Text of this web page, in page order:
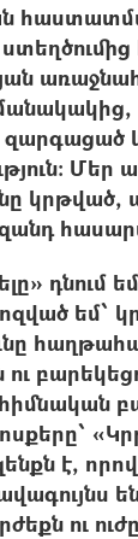
Մեր
դնում
եմ՝
է,
ու